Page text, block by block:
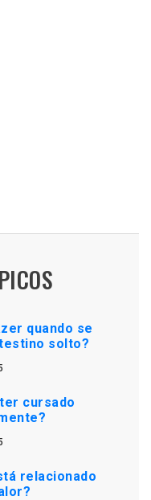
quando se
solto?
cursado
relacionado